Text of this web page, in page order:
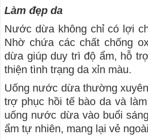
Làm đẹp da
Nước dừa không chỉ có lợi
Nhờ chứa các chất chống
dừa giúp duy trì độ ẩm, hỗ
thiện tình trạng da xỉn màu.
Uống nước dừa thường
trợ phục hồi tế bào da và
uống nước dừa vào buổi
ẩm tự nhiên, mang lại vẻ